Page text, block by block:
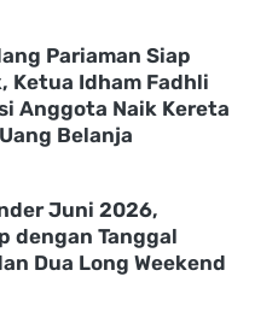
Pariaman Siap
Ketua Idham Fadhli
Anggota Naik Kereta
Belanja
Juni 2026,
dengan Tanggal
Dua Long Weekend